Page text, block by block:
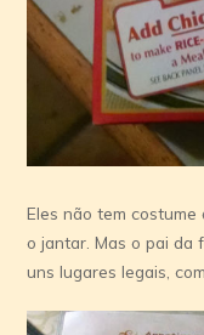
Eles não tem costume
o jantar. Mas o pai da
uns lugares legais,